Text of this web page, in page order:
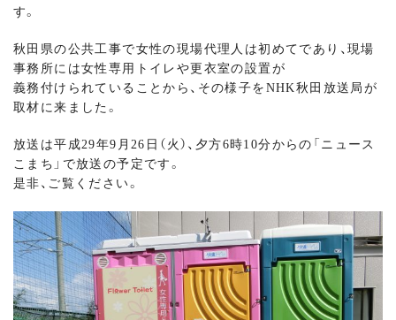
す。
秋田県の公共工事で女性の現場代理人は初めてであり、現場
事務所には女性専用トイレや更衣室の設置が
義務付けられていることから、その様子をNHK秋田放送局が
取材に来ました。
放送は平成29年9月26日（火）、夕方6時10分からの「ニュース
こまち」で放送の予定です。
是非、ご覧ください。